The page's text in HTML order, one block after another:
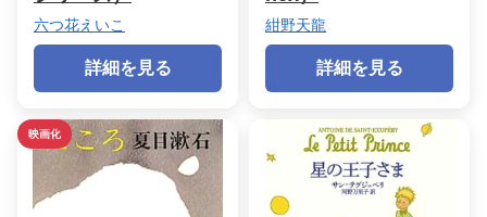
六つ花えいこ
詳細を見る
紺野天龍
詳細を見る
映画化